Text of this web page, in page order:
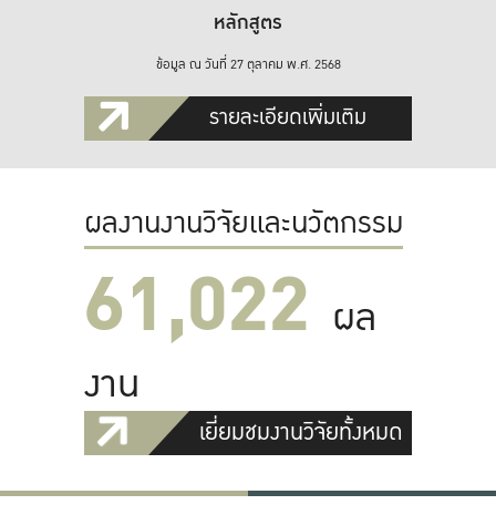
หลักสูตร
ข้อมูล ณ วันที่ 27 ตุลาคม พ.ศ. 2568
รายละเอียดเพิ่มเติม
ผลงานงานวิจัยและนวัตกรรม
61,022 ผล
งาน
เยี่ยมชมงานวิจัยทั้งหมด